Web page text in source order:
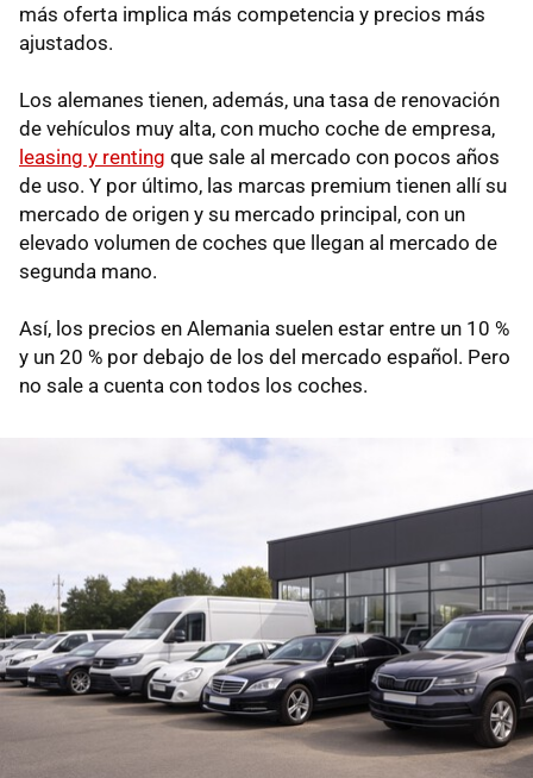
más oferta implica más competencia y precios más
ajustados.
Los alemanes tienen, además, una tasa de renovación
de vehículos muy alta, con mucho coche de empresa,
leasing y renting que sale al mercado con pocos años
de uso. Y por último, las marcas premium tienen allí su
mercado de origen y su mercado principal, con un
elevado volumen de coches que llegan al mercado de
segunda mano.
Así, los precios en Alemania suelen estar entre un 10 %
y un 20 % por debajo de los del mercado español. Pero
no sale a cuenta con todos los coches.